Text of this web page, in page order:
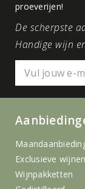
proeverijen!
De scherpste
Handige wijn
Exclusieve wijnen
Wijnpakketten